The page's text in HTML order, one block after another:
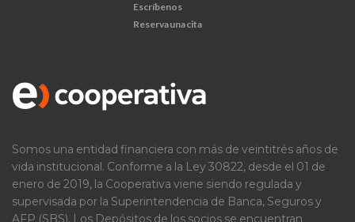
Escríbenos
Reserva una cita
Somos una entidad financiera con más de veintitrés años de
vida institucional. Conforme a la Ley 30822, desde el 01 de
enero de 2019, la Cooperativa viene siendo regulada y
supervisada por la Superintendencia de Banca, Seguros y
AFP (SBS). Los Depósitos de los socios se encuentran